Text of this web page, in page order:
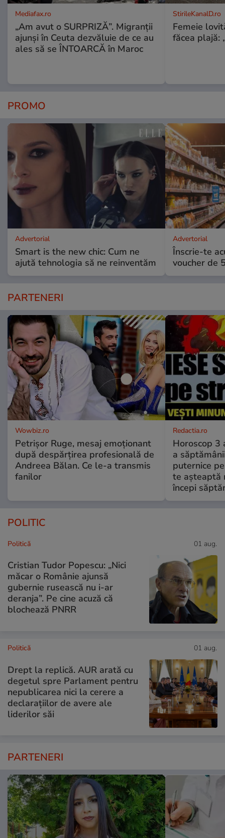
Mediafax.ro
„Am avut o SURPRIZĂ”. Migranții
ajunși în Ceuta dezvăluie de ce au
ales să se ÎNTOARCĂ în Maroc
StirileKanalD.ro
Femeie
făcea plajă:
PROMO
Advertorial
Smart is the new chic: Cum ne
ajută tehnologia să ne reinventăm
Advertorial
Înscrie-te
voucher de
PARTENERI
Wowbiz.ro
Petrișor Ruge, mesaj emoționant
după despărțirea profesională de
Andreea Bălan. Ce le-a transmis
fanilor
Redactia.ro
Horoscop 3
a
puternice
te așteaptă
începi
POLITIC
Politică 01 aug.
Cristian Tudor Popescu: „Nici
măcar o Românie ajunsă
gubernie rusească nu i-ar
deranja”. Pe cine acuză că
blochează PNRR
Politică 01 aug.
Drept la replică. AUR arată cu
degetul spre Parlament pentru
nepublicarea nici la cerere a
declarațiilor de avere ale
liderilor săi
PARTENERI